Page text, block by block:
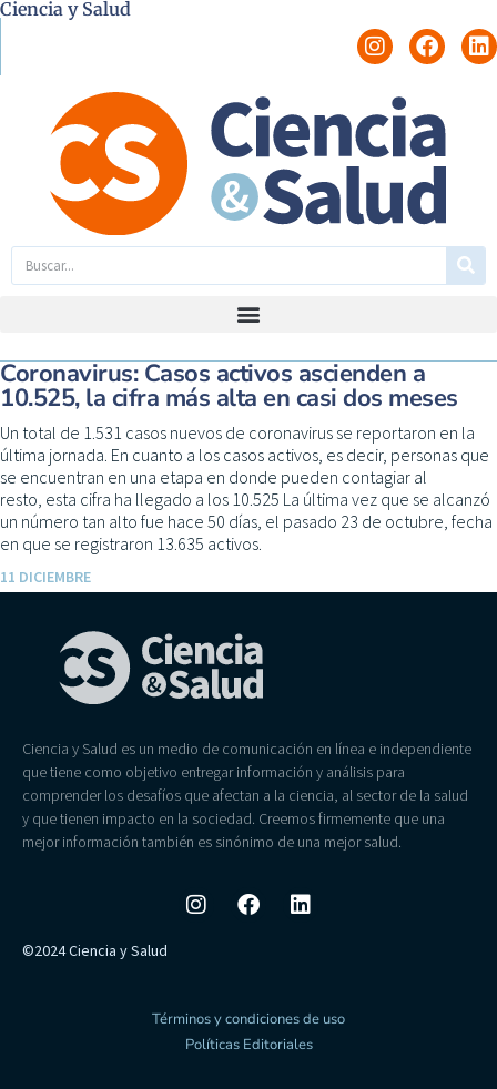
Ciencia y Salud
Coronavirus: Casos activos ascienden a
10.525, la cifra más alta en casi dos meses
Un total de 1.531 casos nuevos de coronavirus se reportaron en la
última jornada. En cuanto a los casos activos, es decir, personas que
se encuentran en una etapa en donde pueden contagiar al
resto, esta cifra ha llegado a los 10.525 La última vez que se alcanzó
un número tan alto fue hace 50 días, el pasado 23 de octubre, fecha
en que se registraron 13.635 activos.
11 DICIEMBRE
Ciencia y Salud es un medio de comunicación en línea e independiente
que tiene como objetivo entregar información y análisis para
comprender los desafíos que afectan a la ciencia, al sector de la salud
y que tienen impacto en la sociedad. Creemos firmemente que una
mejor información también es sinónimo de una mejor salud.
©2024 Ciencia y Salud
Términos y condiciones de uso
Políticas Editoriales